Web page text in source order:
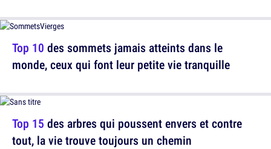
Top 15 des arbres qui poussent envers et contre
tout, la vie trouve toujours un chemin
Top 10 des sommets jamais atteints dans le
monde, ceux qui font leur petite vie tranquille